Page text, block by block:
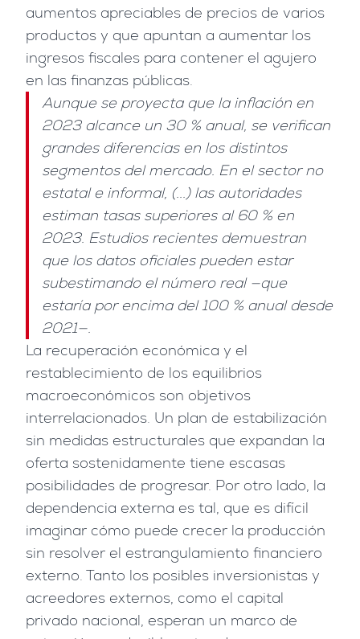
aumentos apreciables de precios de varios
productos y que apuntan a aumentar los
ingresos fiscales para contener el agujero
en las finanzas públicas.
Aunque se proyecta que la inflación en
2023 alcance un 30 % anual, se verifican
grandes diferencias en los distintos
segmentos del mercado. En el sector no
estatal e informal, (...) las autoridades
estiman tasas superiores al 60 % en
2023. Estudios recientes demuestran
que los datos oficiales pueden estar
subestimando el número real —que
estaría por encima del 100 % anual desde
2021—.
La recuperación económica y el
restablecimiento de los equilibrios
macroeconómicos son objetivos
interrelacionados. Un plan de estabilización
sin medidas estructurales que expandan la
oferta sostenidamente tiene escasas
posibilidades de progresar. Por otro lado, la
dependencia externa es tal, que es difícil
imaginar cómo puede crecer la producción
sin resolver el estrangulamiento financiero
externo. Tanto los posibles inversionistas y
acreedores externos, como el capital
privado nacional, esperan un marco de